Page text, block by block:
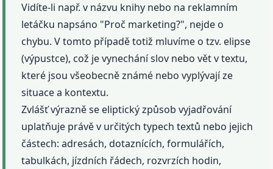
Vidíte-li např. v názvu knihy nebo na reklamním
letáčku napsáno "Proč marketing?", nejde o
chybu. V tomto případě totiž mluvíme o tzv. elipse
(výpustce), což je vynechání slov nebo vět v textu,
které jsou všeobecně známé nebo vyplývají ze
situace a kontextu.
Zvlášť výrazně se eliptický způsob vyjadřování
uplatňuje právě v určitých typech textů nebo jejich
částech: adresách, dotaznících, formulářích,
tabulkách, jízdních řádech, rozvrzích hodin,